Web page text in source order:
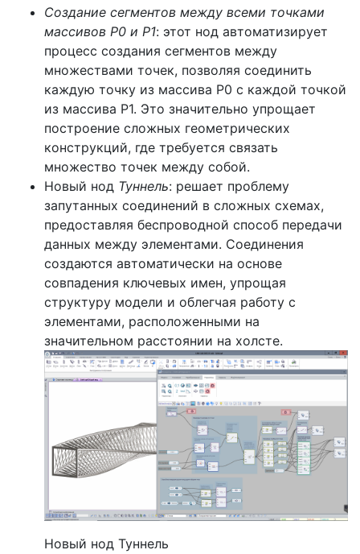
Создание сегментов между всеми точками
массивов Р0 и Р1: этот нод автоматизирует
процесс создания сегментов между
множествами точек, позволяя соединить
каждую точку из массива Р0 с каждой точкой
из массива Р1. Это значительно упрощает
построение сложных геометрических
конструкций, где требуется связать
множество точек между собой.
Новый нод Туннель: решает проблему
запутанных соединений в сложных схемах,
предоставляя беспроводной способ передачи
данных между элементами. Соединения
создаются автоматически на основе
совпадения ключевых имен, упрощая
структуру модели и облегчая работу с
элементами, расположенными на
значительном расстоянии на холсте.
Новый нод Туннель